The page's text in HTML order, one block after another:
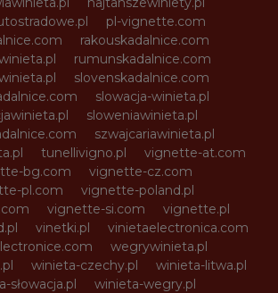
pl-vignette.com
rakouskadalnice.com
rumunskadalnice.com
slovenskadalnice.com
slowacja-winieta.pl
sloweniawinieta.pl
szwajcariawinieta.pl
tunellivigno.pl
vignette-at.com
bg.com
vignette-cz.com
pl.com
vignette-poland.pl
vignette-si.com
vignette.pl
vinetki.pl
vinietaelectronica.com
wegrywinieta.pl
winieta-czechy.pl
winieta-litwa.pl
słowacja.pl
winieta-wegry.pl